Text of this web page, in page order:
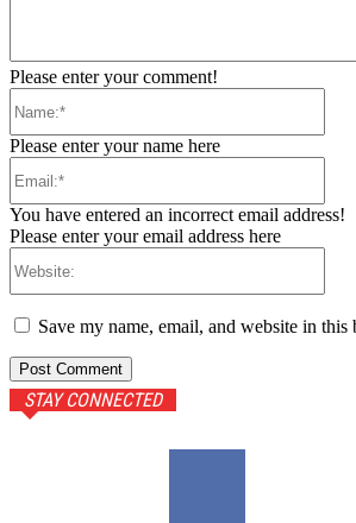
Please enter your comment!
Please enter your name here
You have entered an incorrect email address!
Please enter your email address here
Save my name, email, and website in
STAY CONNECTED